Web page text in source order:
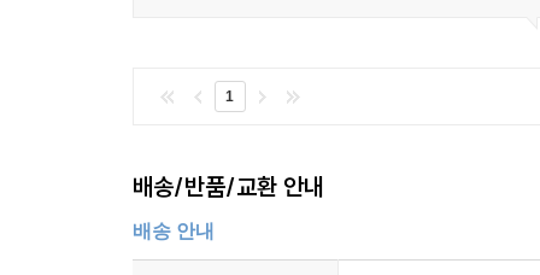
1
배송/반품/교환 안내
배송 안내